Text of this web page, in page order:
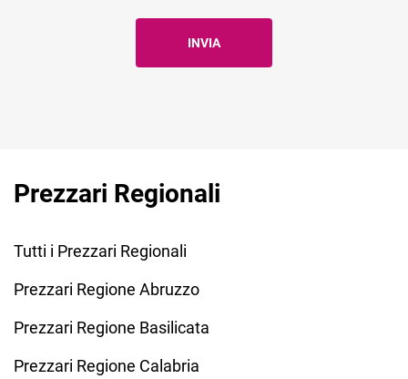
Prezzari Regionali
Tutti i Prezzari Regionali
Prezzari Regione Abruzzo
Prezzari Regione Basilicata
Prezzari Regione Calabria